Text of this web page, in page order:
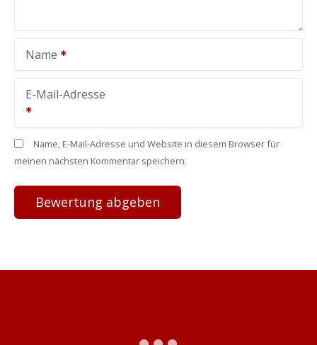
Name
E-Mail-Adresse
Name, E-Mail-Adresse und Website in diesem Browser für
meinen nächsten Kommentar speichern.